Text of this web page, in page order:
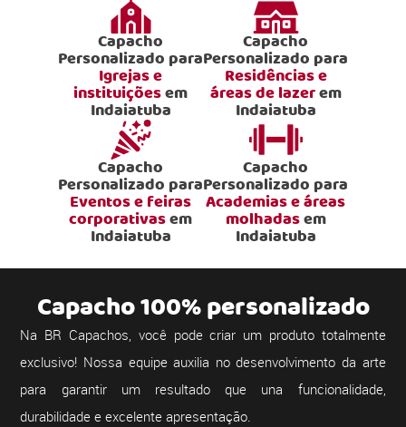
Capacho
Personalizado para
Igrejas e
instituiçõesem
Indaiatuba
Capacho
Personalizado para
Residências e
áreas de lazerem
Indaiatuba
Capacho
Personalizado para
Eventos e feiras
corporativasem
Indaiatuba
Capacho
Personalizado para
Academias e áreas
molhadasem
Indaiatuba
Capacho 100% personalizado
Na BR Capachos, você pode criar um produto totalmente
exclusivo! Nossa equipe auxilia no desenvolvimento da arte
para garantir um resultado que una funcionalidade,
durabilidade e excelente apresentação.